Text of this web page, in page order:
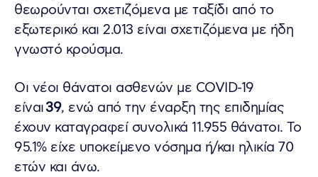
θεωρούνται σχετιζόμενα με ταξίδι από το
εξωτερικό και 2.013 είναι σχετιζόμενα με ήδη
γνωστό κρούσμα.
Οι νέοι θάνατοι ασθενών με COVID-19
είναι39, ενώ από την έναρξη της επιδημίας
έχουν καταγραφεί συνολικά 11.955 θάνατοι. Το
95.1% είχε υποκείμενο νόσημα ή/και ηλικία 70
ετών και άνω.